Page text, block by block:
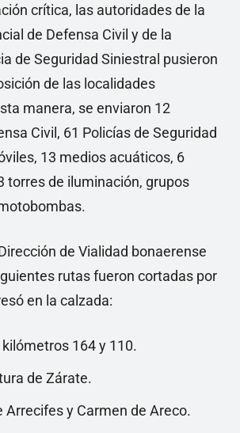
crítica, las autoridades de la
de Defensa Civil y de la
de Seguridad Siniestral pusieron
de las localidades
manera, se enviaron 12
Civil, 61 Policías de Seguridad
13 medios acuáticos, 6
torres de iluminación, grupos
de Vialidad bonaerense
rutas fueron cortadas por
en la calzada:
164 y 110.
de Zárate.
Arrecifes y Carmen de Areco.